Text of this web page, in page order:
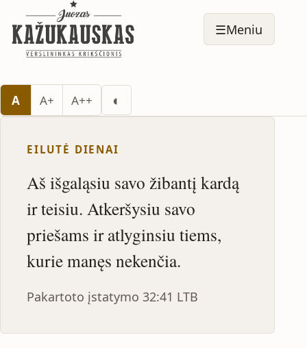
☰Meniu
A A+ A++ ◐
EILUTĖ DIENAI
Aš išgaląsiu savo žibantį kardą
ir teisiu. Atkeršysiu savo
priešams ir atlyginsiu tiems,
kurie manęs nekenčia.
Pakartoto įstatymo 32:41 LTB